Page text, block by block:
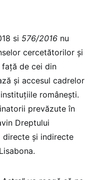
si 576/2016 nu
cercetătorilor și
de cei din
și accesul cadrelor
românești.
prevăzute în
Dreptului
directe și indirecte